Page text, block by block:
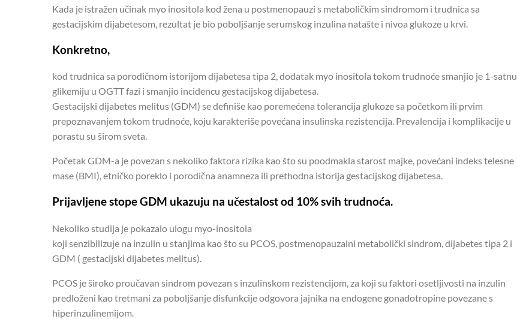
Kada je istražen učinak myo inositola kod žena u postmenopauzi s metaboličkim sindromom i trudnica sa
gestacijskim dijabetesom, rezultat je bio poboljšanje serumskog inzulina natašte i nivoa glukoze u krvi.
Konkretno,
kod trudnica sa porodičnom istorijom dijabetesa tipa 2, dodatak myo inositola tokom trudnoće smanjio je 1-satnu
glikemiju u OGTT fazi i smanjio incidencu gestacijskog dijabetesa.
Gestacijski dijabetes melitus (GDM) se definiše kao poremećena tolerancija glukoze sa početkom ili prvim
prepoznavanjem tokom trudnoće, koju karakteriše povećana insulinska rezistencija. Prevalencija i komplikacije u
porastu su širom sveta.
Početak GDM-a je povezan s nekoliko faktora rizika kao što su poodmakla starost majke, povećani indeks telesne
mase (BMI), etničko poreklo i porodična anamneza ili prethodna istorija gestacijskog dijabetesa.
Prijavljene stope GDM ukazuju na učestalost od 10% svih trudnoća.
Nekoliko studija je pokazalo ulogu myo-inositola
koji senzibilizuje na inzulin u stanjima kao što su PCOS, postmenopauzalni metabolički sindrom, dijabetes tipa 2 i
GDM ( gestacijski dijabetes melitus).
PCOS je široko proučavan sindrom povezan s inzulinskom rezistencijom, za koji su faktori osetljivosti na inzulin
predloženi kao tretmani za poboljšanje disfunkcije odgovora jajnika na endogene gonadotropine povezane s
hiperinzulinemijom.